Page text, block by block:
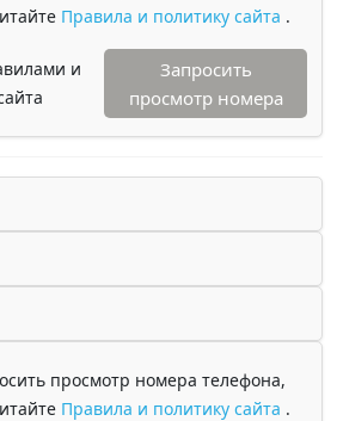
Правила и политику сайта .
и
Запросить
просмотр номера
просмотр номера телефона,
Правила и политику сайта .